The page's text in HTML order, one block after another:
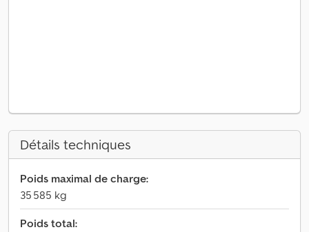
Détails techniques
Poids maximal de charge:
35 585 kg
Poids total: